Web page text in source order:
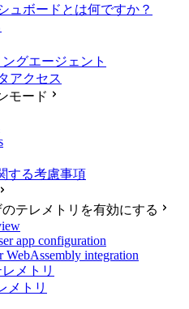
ュボードとは何ですか？
グエージェント
アクセス
モード
する考慮事項
テレメトリを有効にする
app configuration
WebAssembly integration
メトリ
メトリ